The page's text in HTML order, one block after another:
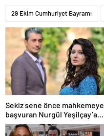
29 Ekim Cumhuriyet Bayramı
Sekiz sene önce mahkemeye
başvuran Nurgül Yeşilçay’a
sevindiren haber